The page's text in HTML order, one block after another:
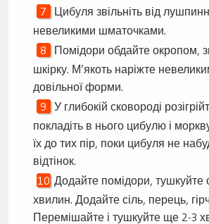
Цибуля звільніть від
невеликими шматочками.
Помідори обдайте окропом,
шкірку. М’якоть наріжте
довільної форми.
У глибокій сковороді
покладіть в нього цибулю і
їх до тих пір, поки цибуля не
відтінок.
Додайте помідори, тушкуйте
хвилин. Додайте сіль, перець,
Перемішайте і тушкуйте ще 2-3